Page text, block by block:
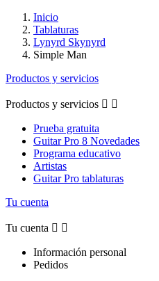
Inicio
Tablaturas
Lynyrd Skynyrd
Simple Man
Productos y servicios
Productos y servicios  
Prueba gratuita
Guitar Pro 8 Novedades
Programa educativo
Artistas
Guitar Pro tablaturas
Tu cuenta
Tu cuenta  
Información personal
Pedidos